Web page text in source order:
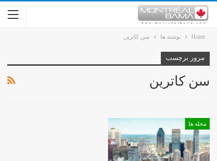
Home نوشته ها سن کاترین
مرور برچسب
سن کاترین
محله ها